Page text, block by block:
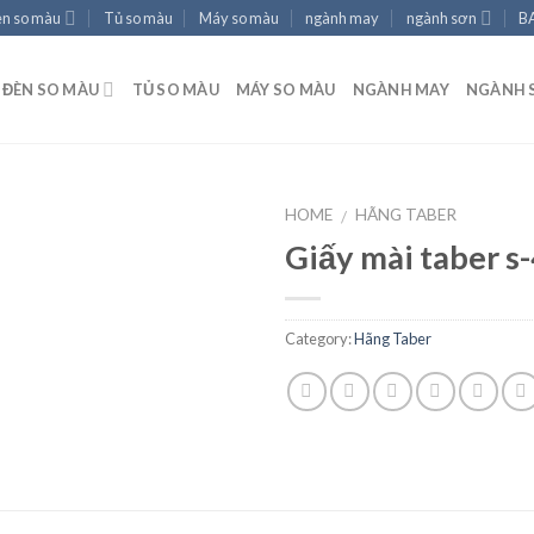
so màu Tủ so màu Máy so màu ngành may ngành sơn
SO MÀU TỦ SO MÀU MÁY SO MÀU NGÀNH MAY NGÀNH
HOME / HÃNG TABER
Giấy mài taber
Category:Hãng Taber